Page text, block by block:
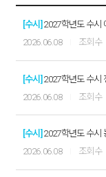
[수시] 2027학년도 수시
2026.06.08
[수시] 2027학년도 수시
2026.06.08
[수시] 2027학년도 수시
2026.06.08